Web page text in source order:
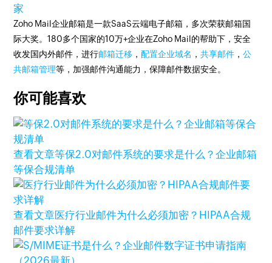
家
Zoho Mail企业邮箱是一款SaaS云端电子邮箱，多次荣获邮箱国
际大奖。180多个国家的10万+企业在Zoho Mail的帮助下，安全
收发国内外邮件，进行邮箱迁移 ，配置企业域名 ，共享邮件 ，公
共邮箱管理等，加强邮件沟通能力，保障邮件数据安全。
你可能喜欢
查看文章等保2.0对邮件系统的要求是什么？企业邮箱
等保合规清单
查看文章医疗行业邮件为什么必须加密？HIPAA合规
邮件要求详解